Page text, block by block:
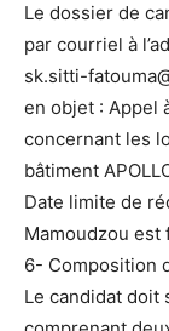
Le dossier de
par courriel à
sk.sitti-
en objet : Appel
concernant les
bâtiment
Date limite de
Mamoudzou est
6- Composition
Le candidat doit